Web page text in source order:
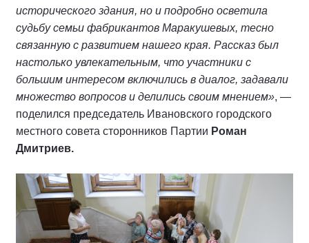
исторического здания, но и подробно осветила
судьбу семьи фабрикантов Маракушевых, тесно
связанную с развитием нашего края. Рассказ был
настолько увлекательным, что участники с
большим интересом включились в диалог, задавали
множество вопросов и делились своим мнением», —
поделился председатель Ивановского городского
местного совета сторонников Партии Роман
Дмитриев.